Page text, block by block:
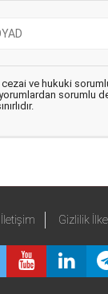
cezai ve hukuki
sorumlu
İletişim Gizlilik